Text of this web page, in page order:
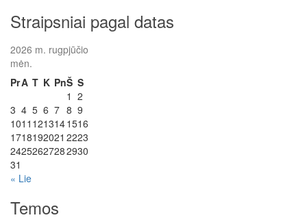
Straipsniai pagal datas
2026 m. rugpjūčio
mėn.
PrA T K PnŠ S
1 2
3 4 5 6 7 8 9
1011 1213141516
1718192021 2223
24252627282930
31
« Lie
Temos